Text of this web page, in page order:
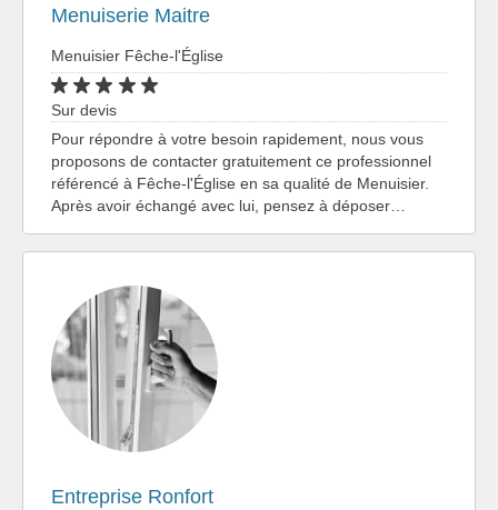
Menuiserie Maitre
Menuisier Fêche-l'Église
Sur devis
Pour répondre à votre besoin rapidement, nous vous
proposons de contacter gratuitement ce professionnel
référencé à Fêche-l'Église en sa qualité de Menuisier.
Après avoir échangé avec lui, pensez à déposer…
Entreprise Ronfort